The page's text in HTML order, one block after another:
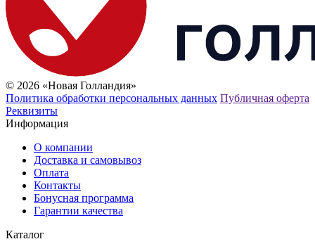
© 2026 «Новая Голландия»
Политика обработки персональных данных Публичная оферта
Реквизиты
Информация
О компании
Доставка и самовывоз
Оплата
Контакты
Бонусная программа
Гарантии качества
Каталог